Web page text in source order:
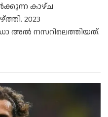
കാഴ്ച
2023
അൽ നസറിലെത്തിയത്.